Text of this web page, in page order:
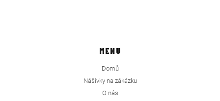
MENU
Domů
Nášivky na zákázku
O nás